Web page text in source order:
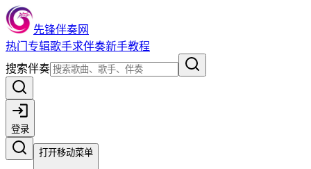
先锋伴奏网
热门 专辑歌手求伴奏新手教程
搜索伴奏
登录
打开移动菜单